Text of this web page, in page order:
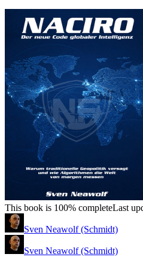
This book is 100% completeLast
Sven Neawolf (Schmidt)
Sven Neawolf (Schmidt)